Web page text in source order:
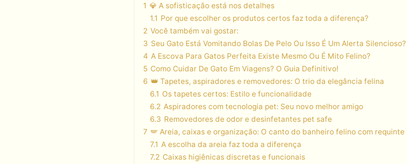
1 💎 A sofisticação está nos detalhes
1.1 Por que escolher os produtos certos faz toda a diferença?
2 Você também vai gostar:
3 Seu Gato Está Vomitando Bolas De Pelo Ou Isso É Um Alerta Silencioso?
4 A Escova Para Gatos Perfeita Existe Mesmo Ou É Mito Felino?
5 Como Cuidar De Gato Em Viagens? O Guia Definitivo!
6 👑 Tapetes, aspiradores e removedores: O trio da elegância felina
6.1 Os tapetes certos: Estilo e funcionalidade
6.2 Aspiradores com tecnologia pet: Seu novo melhor amigo
6.3 Removedores de odor e desinfetantes pet safe
7 🪽 Areia, caixas e organização: O canto do banheiro felino com requinte
7.1 A escolha da areia faz toda a diferença
7.2 Caixas higiênicas discretas e funcionais